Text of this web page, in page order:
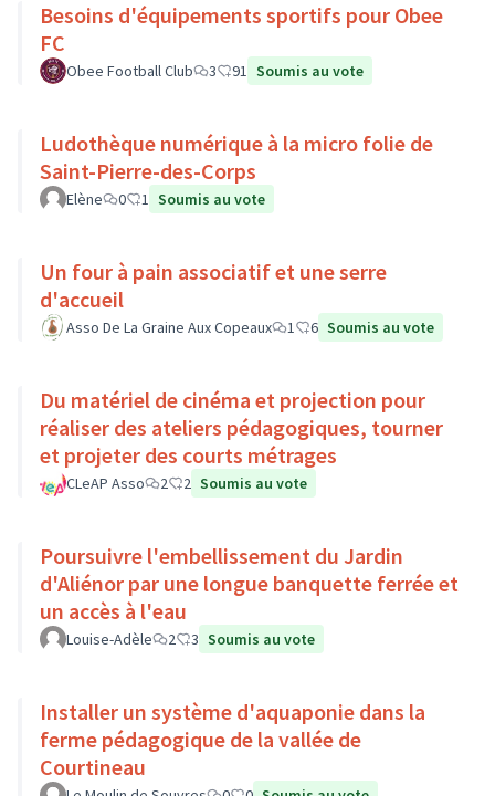
Besoins d'équipements sportifs pour Obee
FC
Obee Football Club 3 91 Soumis au vote
Ludothèque numérique à la micro folie de
Saint-Pierre-des-Corps
Elène 0 1 Soumis au vote
Un four à pain associatif et une serre
d'accueil
Asso De La Graine Aux Copeaux 1 6 Soumis au vote
Du matériel de cinéma et projection pour
réaliser des ateliers pédagogiques, tourner
et projeter des courts métrages
CLeAP Asso 2 2 Soumis au vote
Poursuivre l'embellissement du Jardin
d'Aliénor par une longue banquette ferrée et
un accès à l'eau
Louise-Adèle 2 3 Soumis au vote
Installer un système d'aquaponie dans la
ferme pédagogique de la vallée de
Courtineau